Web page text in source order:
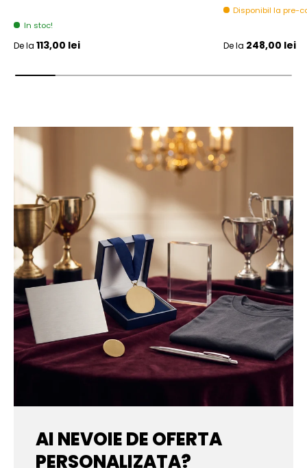
In stoc!
Pret initial
De la 113,00 lei
Disponibil la pre-
Pret initial
De la 248,00 lei
AI NEVOIE DE OFERTA
PERSONALIZATA?